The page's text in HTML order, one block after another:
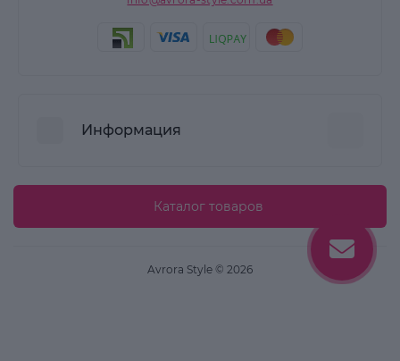
Информация
Пользовательское соглашение
Каталог товаров
Avrora Style © 2026